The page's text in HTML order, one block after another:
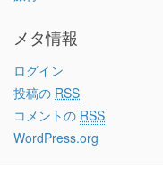
メタ情報
ログイン
投稿の RSS
コメントの RSS
WordPress.org